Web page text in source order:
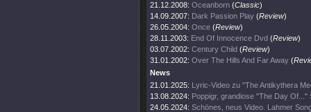
21.12.2008: Oceanborn (Classic)
14.09.2007: Dark Passion Play (Review)
26.05.2004: Once (Review)
28.11.2003: End Of Innocence Dvd (Review)
03.07.2002: Century Child (Review)
31.01.2002: Over The Hills And Far Away (
News
21.01.2025: Lyric-Video zu "The Antikythera
13.08.2024: Poppigr, grandiose "The Day Of..."
24.05.2024: Schönes, neus Video. Lahmer